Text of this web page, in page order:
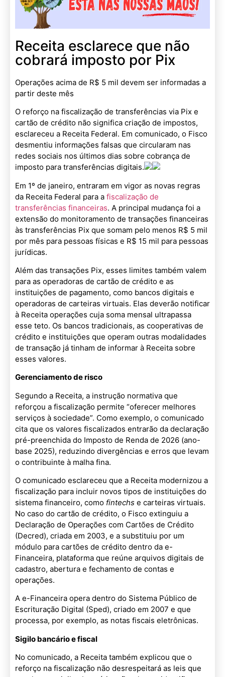
Receita esclarece que não
cobrará imposto por Pix
Operações acima de R$ 5 mil devem ser informadas a
partir deste mês
O reforço na fiscalização de transferências via Pix e
cartão de crédito não significa criação de impostos,
esclareceu a Receita Federal. Em comunicado, o Fisco
desmentiu informações falsas que circularam nas
redes sociais nos últimos dias sobre cobrança de
imposto para transferências digitais.
Em 1º de janeiro, entraram em vigor as novas regras
da Receita Federal para a fiscalização de
transferências financeiras. A principal mudança foi a
extensão do monitoramento de transações financeiras
às transferências Pix que somam pelo menos R$ 5 mil
por mês para pessoas físicas e R$ 15 mil para pessoas
jurídicas.
Além das transações Pix, esses limites também valem
para as operadoras de cartão de crédito e as
instituições de pagamento, como bancos digitais e
operadoras de carteiras virtuais. Elas deverão notificar
à Receita operações cuja soma mensal ultrapassa
esse teto. Os bancos tradicionais, as cooperativas de
crédito e instituições que operam outras modalidades
de transação já tinham de informar à Receita sobre
esses valores.
Gerenciamento de risco
Segundo a Receita, a instrução normativa que
reforçou a fiscalização permite “oferecer melhores
serviços à sociedade”. Como exemplo, o comunicado
cita que os valores fiscalizados entrarão da declaração
pré-preenchida do Imposto de Renda de 2026 (ano-
base 2025), reduzindo divergências e erros que levam
o contribuinte à malha fina.
O comunicado esclareceu que a Receita modernizou a
fiscalização para incluir novos tipos de instituições do
sistema financeiro, como fintechs e carteiras virtuais.
No caso do cartão de crédito, o Fisco extinguiu a
Declaração de Operações com Cartões de Crédito
(Decred), criada em 2003, e a substituiu por um
módulo para cartões de crédito dentro da e-
Financeira, plataforma que reúne arquivos digitais de
cadastro, abertura e fechamento de contas e
operações.
A e-Financeira opera dentro do Sistema Público de
Escrituração Digital (Sped), criado em 2007 e que
processa, por exemplo, as notas fiscais eletrônicas.
Sigilo bancário e fiscal
No comunicado, a Receita também explicou que o
reforço na fiscalização não desrespeitará as leis que